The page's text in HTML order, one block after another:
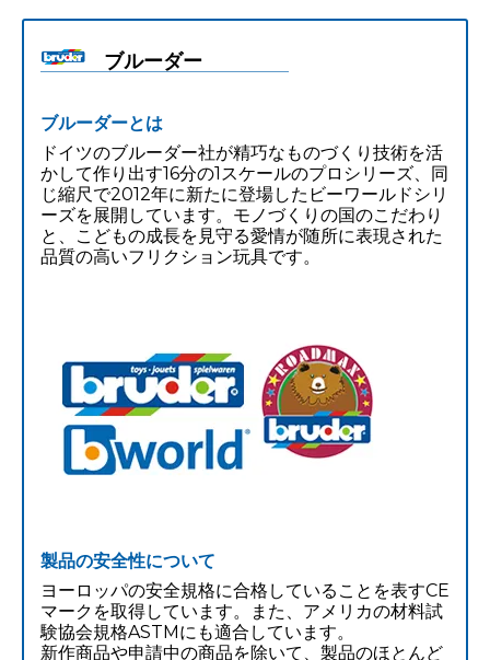
ブルーダー
ブルーダーとは
ドイツのブルーダー社が精巧なものづくり技術を活
かして作り出す16分の1スケールのプロシリーズ、同
じ縮尺で2012年に新たに登場したビーワールドシリ
ーズを展開しています。モノづくりの国のこだわり
と、こどもの成長を見守る愛情が随所に表現された
品質の高いフリクション玩具です。
製品の安全性について
ヨーロッパの安全規格に合格していることを表すCE
マークを取得しています。また、アメリカの材料試
験協会規格ASTMにも適合しています。
新作商品や申請中の商品を除いて、製品のほとんど